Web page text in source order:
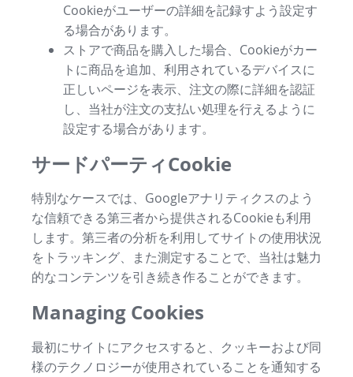
Cookieがユーザーの詳細を記録すよう設定す
る場合があります。
ストアで商品を購入した場合、Cookieがカー
トに商品を追加、利用されているデバイスに
正しいページを表示、注文の際に詳細を認証
し、当社が注文の支払い処理を行えるように
設定する場合があります。
サードパーティCookie
特別なケースでは、Googleアナリティクスのよう
な信頼できる第三者から提供されるCookieも利用
します。第三者の分析を利用してサイトの使用状況
をトラッキング、また測定することで、当社は魅力
的なコンテンツを引き続き作ることができます。
Managing Cookies
最初にサイトにアクセスすると、クッキーおよび同
様のテクノロジーが使用されていることを通知する